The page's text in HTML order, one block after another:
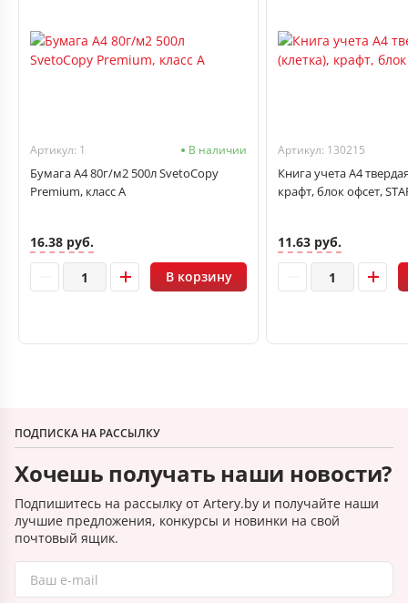
Артикул: 1 В наличии
Бумага А4 80г/м2 500л SvetoCopy
Premium, класс А
16.38 руб.
В корзину
Артикул: 130215
Книга учета А4
крафт, блок офсет,
11.63 руб.
ПОДПИСКА НА РАССЫЛКУ
Хочешь получать наши новости?
Подпишитесь на рассылку от Artery.by и получайте наши
лучшие предложения, конкурсы и новинки на свой
почтовый ящик.